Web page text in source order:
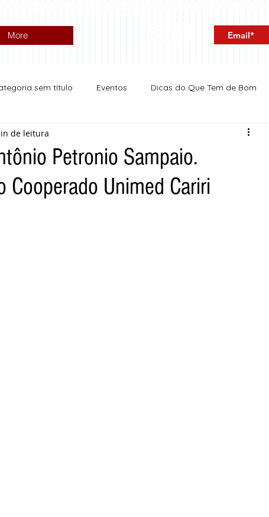
More
sem título Eventos Dicas do Que Tem de Bom
Política
Petronio Sampaio.
Unimed Cariri
de leitura